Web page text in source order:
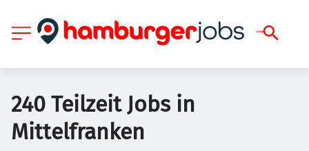
240 Teilzeit Jobs in
Mittelfranken